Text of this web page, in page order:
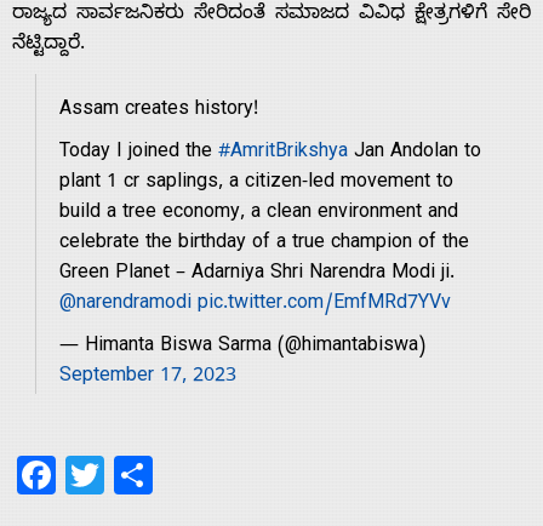
About
Us
Advertise
With
Us
ರಾಜ್ಯದ ಸಾರ್ವಜನಿಕರು ಸೇರಿದಂತೆ ಸಮಾಜದ ವಿವಿಧ ಕ್ಷೇತ್ರಗಳಿಗೆ ಸೇರಿ
ನೆಟ್ಟಿದ್ದಾರೆ.
Assam creates history!
Today I joined the#AmritBrikshya Jan Andolan to
plant 1 cr saplings, a citizen-led movement to
build a tree economy, a clean environment and
celebrate the birthday of a true champion of the
Green Planet – Adarniya Shri Narendra Modi ji.
@narendramodi pic.twitter.com/EmfMRd7YVv
— Himanta Biswa Sarma (@himantabiswa)
September 17, 2023
Facebook
Twitter